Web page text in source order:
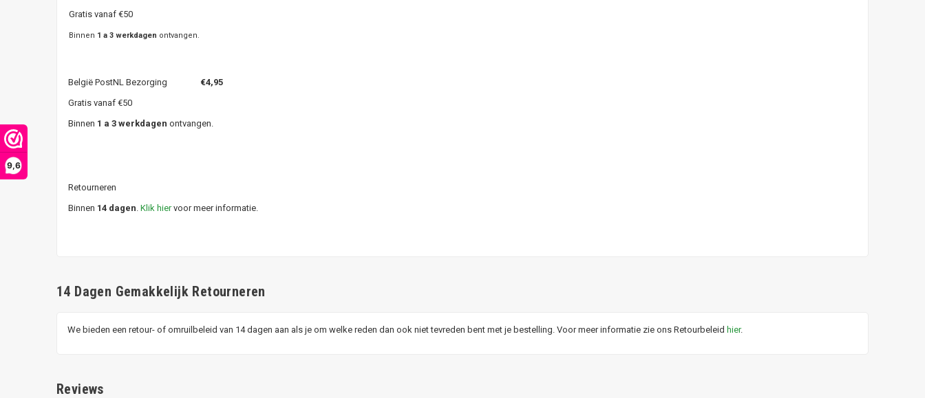
9,6
Gratis vanaf €50
Binnen 1 a 3 werkdagen ontvangen.
België PostNL Bezorging €4,95
Gratis vanaf €50
Binnen 1 a 3 werkdagen ontvangen.
Retourneren
Binnen 14 dagen. Klik hiervoor meer informatie.
14 Dagen Gemakkelijk Retourneren
We bieden een retour- of omruilbeleid van 14 dagen aan als je om welke reden dan ook niet tevreden bent met je bestelling. Voor meer informatie zie ons Retourbeleid hier.
Reviews